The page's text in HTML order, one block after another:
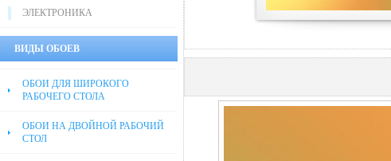
ЭЛЕКТРОНИКА
ВИДЫ ОБОЕВ
ОБОИ ДЛЯ ШИРОКОГО
РАБОЧЕГО СТОЛА
ОБОИ НА ДВОЙНОЙ РАБОЧИЙ
СТОЛ